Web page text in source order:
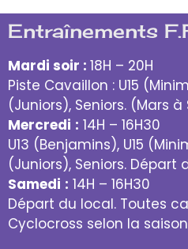
Entraînements
Mardi soir : 18H – 20H
Piste Cavaillon : U15
(Juniors), Seniors. (Mars
Mercredi : 14H – 16H30
U13 (Benjamins), U15
(Juniors), Seniors. Départ
Samedi : 14H – 16H30
Départ du local. Toutes
Cyclocross selon la